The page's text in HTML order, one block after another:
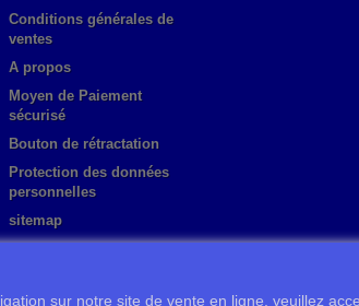
Conditions générales de
ventes
A propos
Moyen de Paiement
sécurisé
Bouton de rétractation
Protection des données
personnelles
sitemap
sur notre site de vente en ligne, veuillez